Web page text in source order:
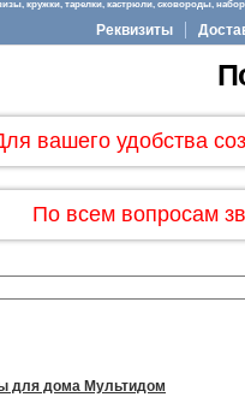
кружки, тарелки, кастрюли, сковороды,
Реквизиты
вашего удобства
По всем вопросам
для дома Мультидом